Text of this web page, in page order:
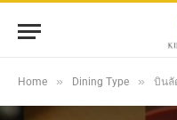
Home » Dining Type » บินลัดฟ้ามาทำอา